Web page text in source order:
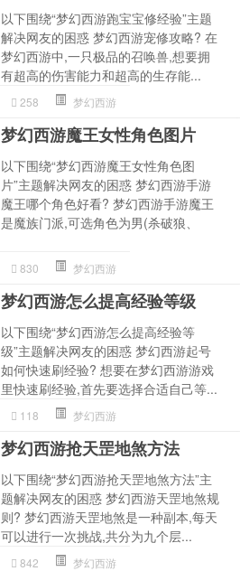
以下围绕“梦幻西游跑宝宝修经验”主题
解决网友的困惑 梦幻西游宠修攻略? 在
梦幻西游中,一只极品的召唤兽,想要拥
有超高的伤害能力和超高的生存能...
258 梦幻西游
梦幻西游魔王女性角色图片
以下围绕“梦幻西游魔王女性角色图
片”主题解决网友的困惑 梦幻西游手游
魔王哪个角色好看? 梦幻西游手游魔王
是魔族门派,可选角色为男(杀破狼、
830 梦幻西游
梦幻西游怎么提高经验等级
以下围绕“梦幻西游怎么提高经验等
级”主题解决网友的困惑 梦幻西游起号
如何快速刷经验? 想要在梦幻西游游戏
里快速刷经验,首先要选择合适自己等...
118 梦幻西游
梦幻西游抢天罡地煞方法
以下围绕“梦幻西游抢天罡地煞方法”主
题解决网友的困惑 梦幻西游天罡地煞规
则? 梦幻西游天罡地煞是一种副本,每天
可以进行一次挑战,共分为九个层...
842 梦幻西游